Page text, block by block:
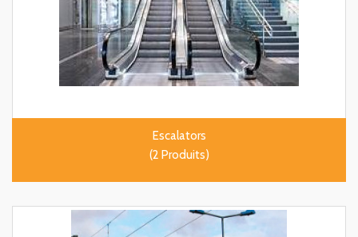
Escalators
(2 Produits)